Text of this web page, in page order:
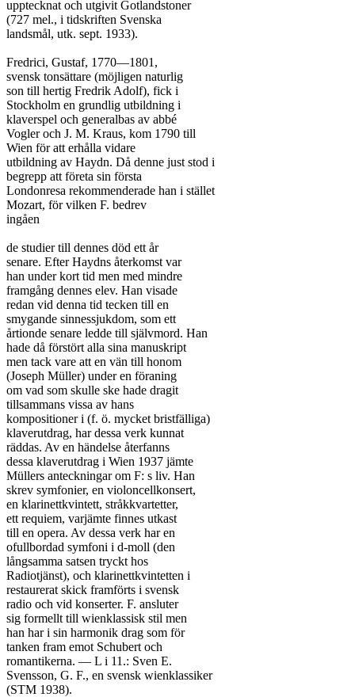
upptecknat och utgivit Gotlandstoner
(727 mel., i tidskriften Svenska
landsmål, utk. sept. 1933).
Fredrici, Gustaf, 1770—1801,
svensk tonsättare (möjligen naturlig
son till hertig Fredrik Adolf), fick i
Stockholm en grundlig utbildning i
klaverspel och generalbas av abbé
Vogler och J. M. Kraus, kom 1790 till
Wien för att erhålla vidare
utbildning av Haydn. Då denne just stod i
begrepp att företa sin första
Londonresa rekommenderade han i stället
Mozart, för vilken F. bedrev
ingåen
de studier till dennes död ett år
senare. Efter Haydns återkomst var
han under kort tid men med mindre
framgång dennes elev. Han visade
redan vid denna tid tecken till en
smygande sinnessjukdom, som ett
årtionde senare ledde till självmord. Han
hade då förstört alla sina manuskript
men tack vare att en vän till honom
(Joseph Müller) under en föraning
om vad som skulle ske hade dragit
tillsammans vissa av hans
kompositioner i (f. ö. mycket bristfälliga)
klaverutdrag, har dessa verk kunnat
räddas. Av en händelse återfanns
dessa klaverutdrag i Wien 1937 jämte
Müllers anteckningar om F: s liv. Han
skrev symfonier, en violoncellkonsert,
en klarinettkvintett, stråkkvartetter,
ett requiem, varjämte finnes utkast
till en opera. Av dessa verk har en
ofullbordad symfoni i d-moll (den
långsamma satsen tryckt hos
Radiotjänst), och klarinettkvintetten i
restaurerat skick framförts i svensk
radio och vid konserter. F. ansluter
sig formellt till wienklassisk stil men
han har i sin harmonik drag som för
tanken fram emot Schubert och
romantikerna. — L i 11.: Sven E.
Svensson, G. F., en svensk wienklassiker
(STM 1938).